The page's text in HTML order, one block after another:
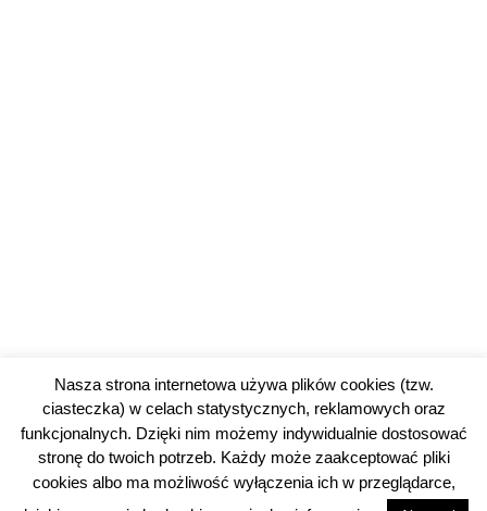
© 2026 piotrkowski24.pl | Polityka prywatności
Nasza strona internetowa używa plików cookies (tzw.
ciasteczka) w celach statystycznych, reklamowych oraz
funkcjonalnych. Dzięki nim możemy indywidualnie dostosować
stronę do twoich potrzeb. Każdy może zaakceptować pliki
cookies albo ma możliwość wyłączenia ich w przeglądarce,